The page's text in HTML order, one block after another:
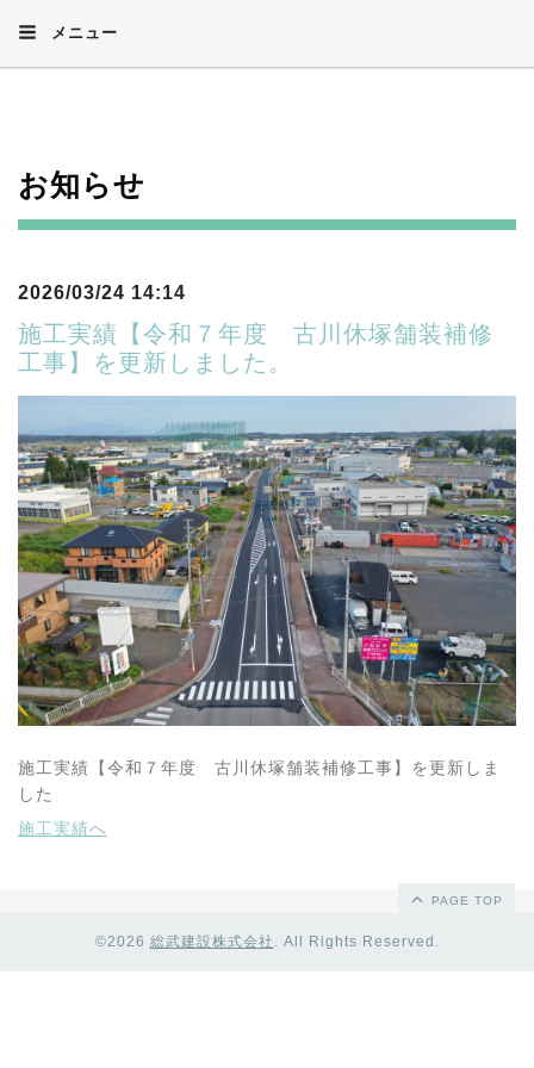
メニュー
お知らせ
2026/03/24 14:14
施工実績【令和７年度 古川休塚舗装補修
工事】を更新しました。
施工実績【令和７年度 古川休塚舗装補修工事】を更新しま
した
施工実績へ
PAGE TOP
©2026 総武建設株式会社 . All Rights Reserved.